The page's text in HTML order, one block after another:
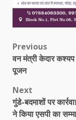
Post
navigation
Previous
वन मंत्री केदार
पूजन
Next
गुंडे-बदमाशों पर
ने किया एसपी का